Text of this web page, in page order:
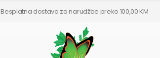
Besplatna dostava za narudžbe preko 100,00 KM